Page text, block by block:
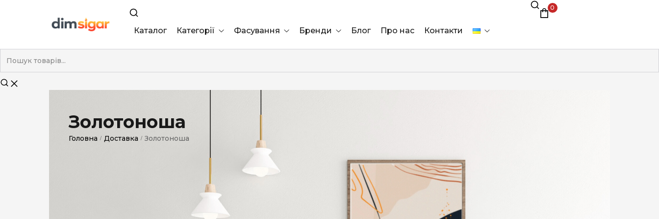
Каталог Категорії
Nano
Без фільтра
Смакові (капсула)
Фасування Бренди Блог Про нас Контакти
0
Золотоноша
Головна / Доставка / Золотоноша